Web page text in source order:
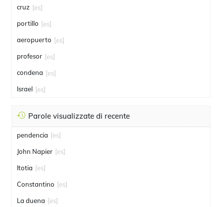
cruz [es]
portillo [es]
aeropuerto [es]
profesor [es]
condena [es]
Israel [es]
Parole visualizzate di recente
pendencia [es]
John Napier [es]
Itotia [es]
Constantino [es]
La duena [es]